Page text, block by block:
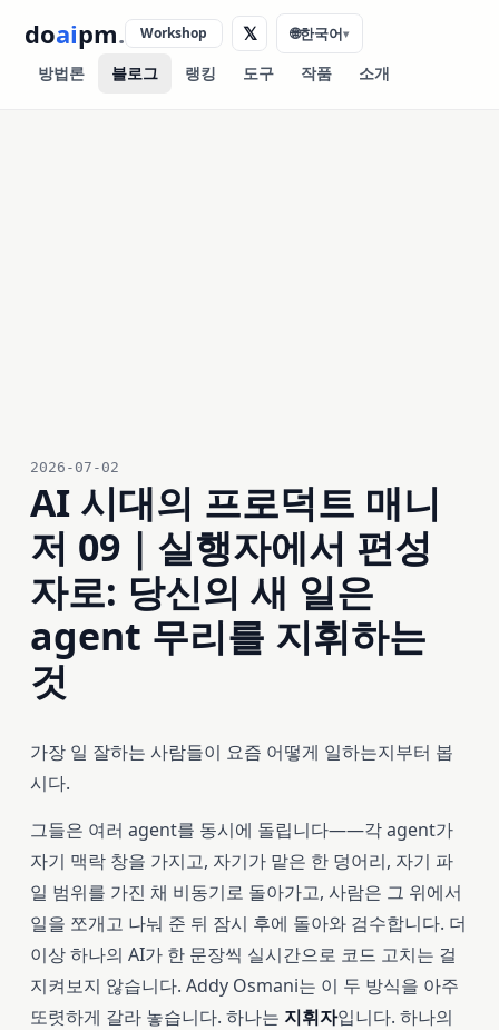
doaipm.
방법론 블로그 랭킹 도구 작품 소개
Workshop 𝕏 🌐한국어▾
2026-07-02
AI 시대의 프로덕트 매니
저 09｜실행자에서 편성
자로: 당신의 새 일은
agent 무리를 지휘하는
것
가장 일 잘하는 사람들이 요즘 어떻게 일하는지부터 봅
시다.
그들은 여러 agent를 동시에 돌립니다——각 agent가
자기 맥락 창을 가지고, 자기가 맡은 한 덩어리, 자기 파
일 범위를 가진 채 비동기로 돌아가고, 사람은 그 위에서
일을 쪼개고 나눠 준 뒤 잠시 후에 돌아와 검수합니다. 더
이상 하나의 AI가 한 문장씩 실시간으로 코드 고치는 걸
지켜보지 않습니다. Addy Osmani는 이 두 방식을 아주
또렷하게 갈라 놓습니다. 하나는 지휘자입니다. 하나의